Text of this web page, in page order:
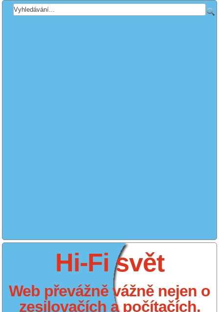
Hi-Fi svět
Web převážně vážně nejen o
zesilovačích a počítačích.